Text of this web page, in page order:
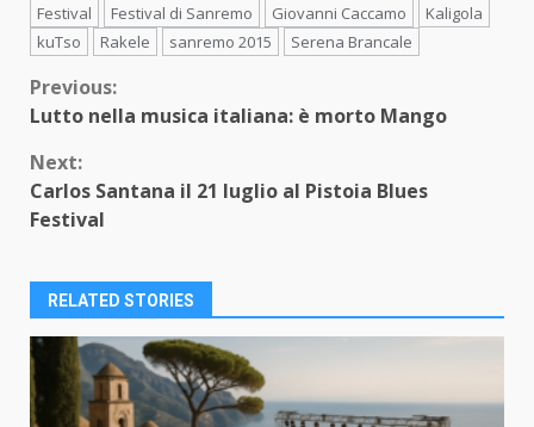
Festival
Festival di Sanremo Giovanni Caccamo
Kaligola
kuTso
Rakele sanremo 2015 Serena Brancale
Continue
Previous:
Lutto nella musica italiana: è morto Mango
Next:
Carlos Santana il 21 luglio al Pistoia Blues
Festival
RELATED STORIES